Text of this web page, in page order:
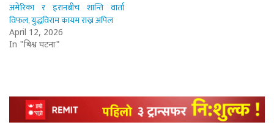
अमेरिका र इरानबीच शान्ति वार्ता
विफल, युद्धविराम कायम राख्न अपिल
April 12, 2026
In "बिश्व घटना"